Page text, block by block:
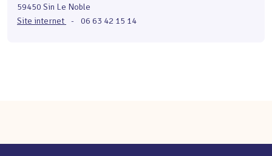
59450 Sin Le Noble
Site internet
- 06 63 42 15 14